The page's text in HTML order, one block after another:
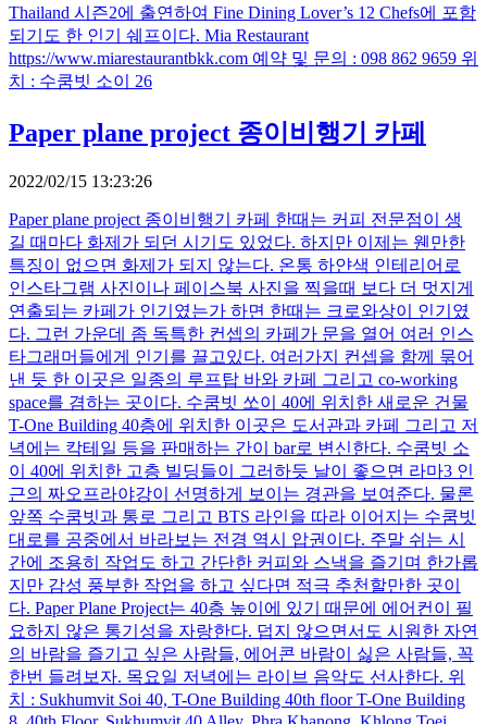
Thailand 시즌2에 출연하여 Fine Dining Lover’s 12 Chefs에 포함
되기도 한 인기 쉐프이다. Mia Restaurant
https://www.miarestaurantbkk.com 예약 및 문의 : 098 862 9659 위
치 : 수쿰빗 소이 26
Paper plane project 종이비행기 카페
2022/02/15 13:23:26
Paper plane project 종이비행기 카페 한때는 커피 전문점이 생
길 때마다 화제가 되던 시기도 있었다. 하지만 이제는 웬만한
특징이 없으면 화제가 되지 않는다. 온통 하얀색 인테리어로
인스타그램 사진이나 페이스북 사진을 찍을때 보다 더 멋지게
연출되는 카페가 인기였는가 하면 한때는 크로와상이 인기였
다. 그런 가운데 좀 독특한 컨셉의 카페가 문을 열어 여러 인스
타그래머들에게 인기를 끌고있다. 여러가지 컨셉을 함께 묶어
낸 듯 한 이곳은 일종의 루프탑 바와 카페 그리고 co-working
space를 겸하는 곳이다. 수쿰빗 쏘이 40에 위치한 새로운 건물
T-One Building 40층에 위치한 이곳은 도서관과 카페 그리고 저
녁에는 칵테일 등을 판매하는 간이 bar로 변신한다. 수쿰빗 소
이 40에 위치한 고층 빌딩들이 그러하듯 날이 좋으면 라마3 인
근의 짜오프라야강이 선명하게 보이는 경관을 보여준다. 물론
앞쪽 수쿰빗과 통로 그리고 BTS 라인을 따라 이어지는 수쿰빗
대로를 공중에서 바라보는 전경 역시 압권이다. 주말 쉬는 시
간에 조용히 작업도 하고 간단한 커피와 스낵을 즐기며 한가롭
지만 감성 풍부한 작업을 하고 싶다면 적극 추천할만한 곳이
다. Paper Plane Project는 40층 높이에 있기 때문에 에어컨이 필
요하지 않은 통기성을 자랑한다. 덥지 않으면서도 시원한 자연
의 바람을 즐기고 싶은 사람들, 에어콘 바람이 싫은 사람들, 꼭
한번 들려보자. 목요일 저녁에는 라이브 음악도 선사한다. 위
치 : Sukhumvit Soi 40, T-One Building 40th floor T-One Building